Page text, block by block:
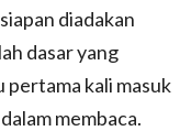
diadakan
dasar yang
pertama kali masuk
membaca.